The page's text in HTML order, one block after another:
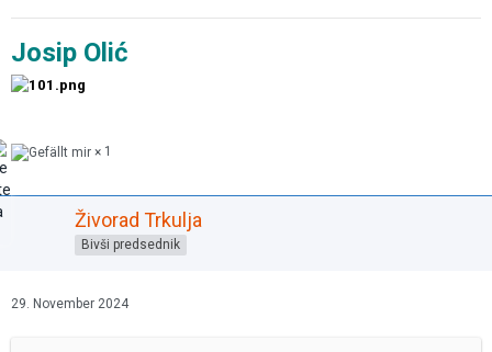
Josip Olić
1
Živorad Trkulja
Bivši predsednik
29. November 2024